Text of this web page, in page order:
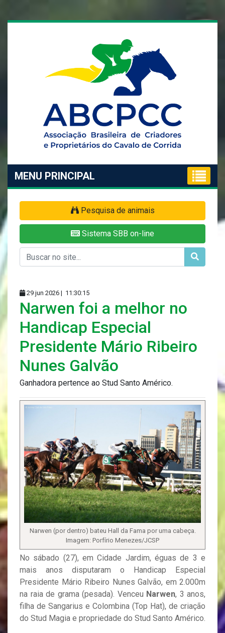
MENU PRINCIPAL
Pesquisa de animais
Sistema SBB on-line
29 jun 2026 | 11:30:15
Narwen foi a melhor no
Handicap Especial
Presidente Mário Ribeiro
Nunes Galvão
Ganhadora pertence ao Stud Santo Américo.
Narwen (por dentro) bateu Hall da Fama por uma cabeça.
Imagem: Porfírio Menezes/JCSP
No sábado (27), em Cidade Jardim, éguas de 3 e
mais anos disputaram o Handicap Especial
Presidente Mário Ribeiro Nunes Galvão, em 2.000m
na raia de grama (pesada). Venceu Narwen, 3 anos,
filha de Sangarius e Colombina (Top Hat), de criação
do Stud Magia e propriedade do Stud Santo Américo.